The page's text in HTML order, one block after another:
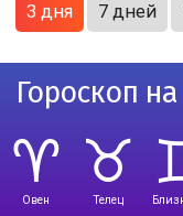
3 дня 7 дней
Гороскоп
Овен Телец